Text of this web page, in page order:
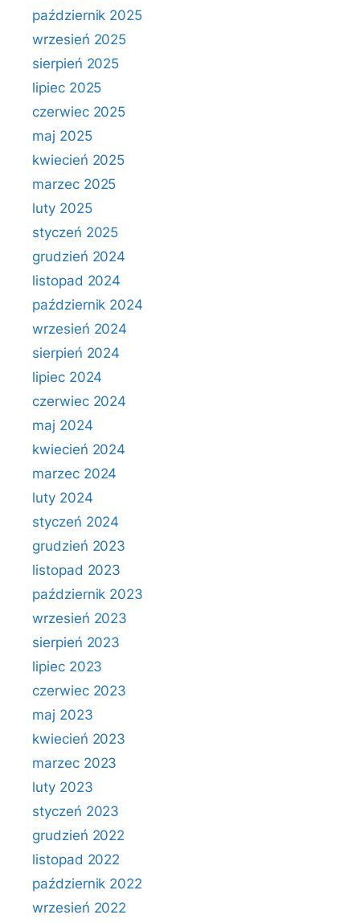
październik 2025
wrzesień 2025
sierpień 2025
lipiec 2025
czerwiec 2025
maj 2025
kwiecień 2025
marzec 2025
luty 2025
styczeń 2025
grudzień 2024
listopad 2024
październik 2024
wrzesień 2024
sierpień 2024
lipiec 2024
czerwiec 2024
maj 2024
kwiecień 2024
marzec 2024
luty 2024
styczeń 2024
grudzień 2023
listopad 2023
październik 2023
wrzesień 2023
sierpień 2023
lipiec 2023
czerwiec 2023
maj 2023
kwiecień 2023
marzec 2023
luty 2023
styczeń 2023
grudzień 2022
listopad 2022
październik 2022
wrzesień 2022